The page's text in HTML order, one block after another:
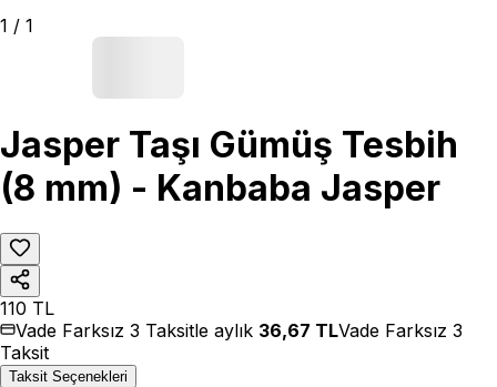
1 / 1
Jasper Taşı Gümüş Tesbih
(8 mm) - Kanbaba Jasper
110 TL
Vade Farksız 3 Taksitle aylık 36,67 TLVade Farksız 3
Taksit
Taksit Seçenekleri